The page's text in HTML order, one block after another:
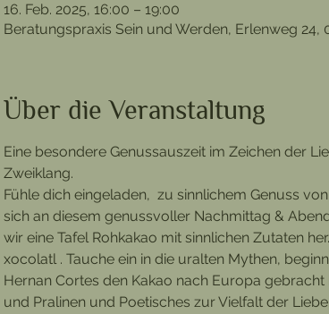
16. Feb. 2025, 16:00 – 19:00
Beratungspraxis Sein und Werden, Erlenweg 24,
Über die Veranstaltung
Eine besondere Genussauszeit im Zeichen der
Zweiklang.
Fühle dich eingeladen,  zu sinnlichem Genuss
sich an diesem genussvoller Nachmittag &
wir eine Tafel Rohkakao mit sinnlichen Zutaten
xocolatl . Tauche ein in die uralten Mythen,
Hernan Cortes den Kakao nach Europa
und Pralinen und Poetisches zur Vielfalt der Liebe.